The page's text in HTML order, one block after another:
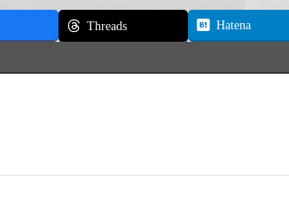
Threads Hatena